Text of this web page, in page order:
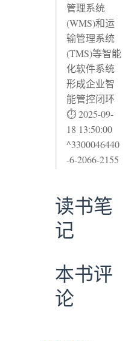
管理系统
(WMS)和运
输管理系统
(TMS)等智能
化软件系统
形成企业智
能管控闭环
⏱ 2025-09-
18 13:50:00
^3300046440
-6-2066-2155
读书笔
记
本书评
论